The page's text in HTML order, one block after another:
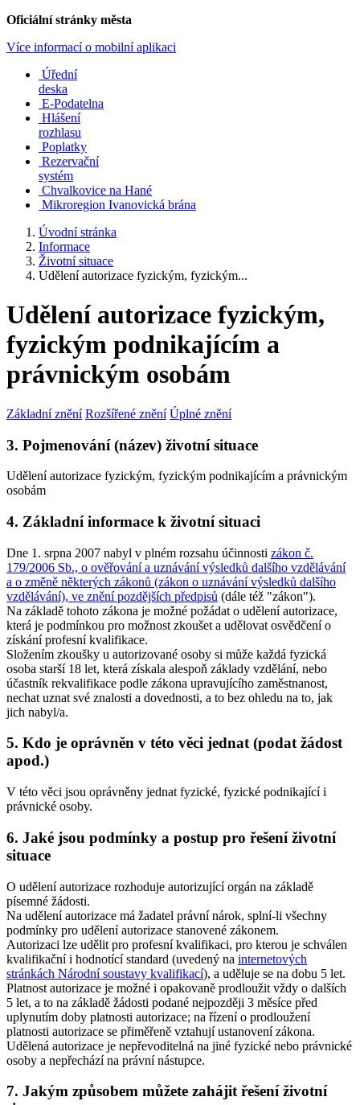
Oficiální stránky města
Více informací o mobilní aplikaci
Úřední
deska
E-Podatelna
Hlášení
rozhlasu
Poplatky
Rezervační
systém
Chvalkovice na Hané
Mikroregion Ivanovická brána
Úvodní stránka
Informace
Životní situace
Udělení autorizace fyzickým, fyzickým...
Udělení autorizace fyzickým,
fyzickým podnikajícím a
právnickým osobám
Základní znění Rozšířené znění Úplné znění
3. Pojmenování (název) životní situace
Udělení autorizace fyzickým, fyzickým podnikajícím a právnickým
osobám
4. Základní informace k životní situaci
Dne 1. srpna 2007 nabyl v plném rozsahu účinnosti zákon č.
179/2006 Sb., o ověřování a uznávání výsledků dalšího vzdělávání
a o změně některých zákonů (zákon o uznávání výsledků dalšího
vzdělávání), ve znění pozdějších předpisů (dále též "zákon").
Na základě tohoto zákona je možné požádat o udělení autorizace,
která je podmínkou pro možnost zkoušet a udělovat osvědčení o
získání profesní kvalifikace.
Složením zkoušky u autorizované osoby si může každá fyzická
osoba starší 18 let, která získala alespoň základy vzdělání, nebo
účastník rekvalifikace podle zákona upravujícího zaměstnanost,
nechat uznat své znalosti a dovednosti, a to bez ohledu na to, jak
jich nabyl/a.
5. Kdo je oprávněn v této věci jednat (podat žádost
apod.)
V této věci jsou oprávněny jednat fyzické, fyzické podnikající i
právnické osoby.
6. Jaké jsou podmínky a postup pro řešení životní
situace
O udělení autorizace rozhoduje autorizující orgán na základě
písemné žádosti.
Na udělení autorizace má žadatel právní nárok, splní-li všechny
podmínky pro udělení autorizace stanovené zákonem.
Autorizaci lze udělit pro profesní kvalifikaci, pro kterou je schválen
kvalifikační i hodnotící standard (uvedený na internetových
stránkách Národní soustavy kvalifikací), a uděluje se na dobu 5 let.
Platnost autorizace je možné i opakovaně prodloužit vždy o dalších
5 let, a to na základě žádosti podané nejpozději 3 měsíce před
uplynutím doby platnosti autorizace; na řízení o prodloužení
platnosti autorizace se přiměřeně vztahují ustanovení zákona.
Udělená autorizace je nepřevoditelná na jiné fyzické nebo právnické
osoby a nepřechází na právní nástupce.
7. Jakým způsobem můžete zahájit řešení životní